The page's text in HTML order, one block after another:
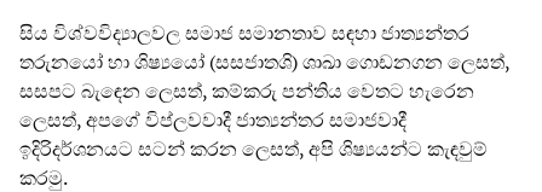
සිය විශ්වවිද්‍යාලවල සමාජ සමානතාව සඳහා ජාත්‍යන්තර
තරුනයෝ හා ශිෂ්‍යයෝ (සසජාතශි) ශාඛා ගොඩනගන ලෙසත්,
සසපට බැඳෙන ලෙසත්, කම්කරු පන්තිය වෙතට හැරෙන
ලෙසත්, අපගේ විප්ලවවාදී ජාත්‍යන්තර සමාජවාදී
ඉදිරිදර්ශනයට සටන් කරන ලෙසත්, අපි ශිෂ්‍යයන්ට කැඳවුම්
කරමු.